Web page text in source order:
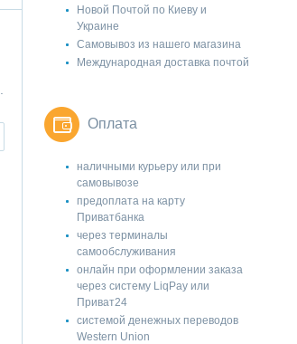
Новой Почтой по Киеву и
Украине
Самовывоз из нашего магазина
Международная доставка почтой
Оплата
наличными курьеру или при
самовывозе
предоплата на карту
Приватбанка
через терминалы
самообслуживания
онлайн при оформлении заказа
через систему LiqPay или
Приват24
системой денежных переводов
Western Union